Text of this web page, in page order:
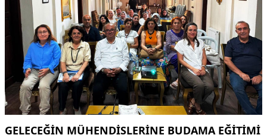
GELECEĞİN MÜHENDİSLERİNE BUDAMA EĞİTİMİ